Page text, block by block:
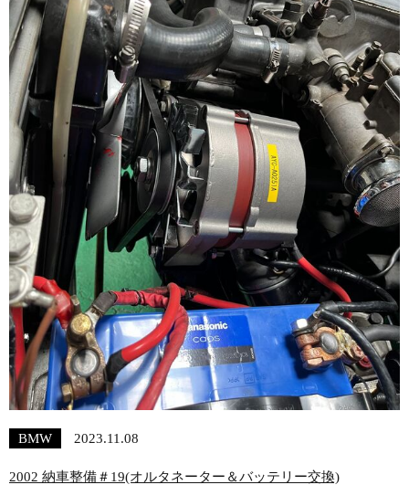
BMW 2023.11.08
2002 納車整備＃19(オルタネーター＆バッテリー交換)